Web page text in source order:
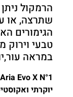
הרמקול
שתרצה, או
הגימורים
טבעי וירוק
במראה
יוקרתי